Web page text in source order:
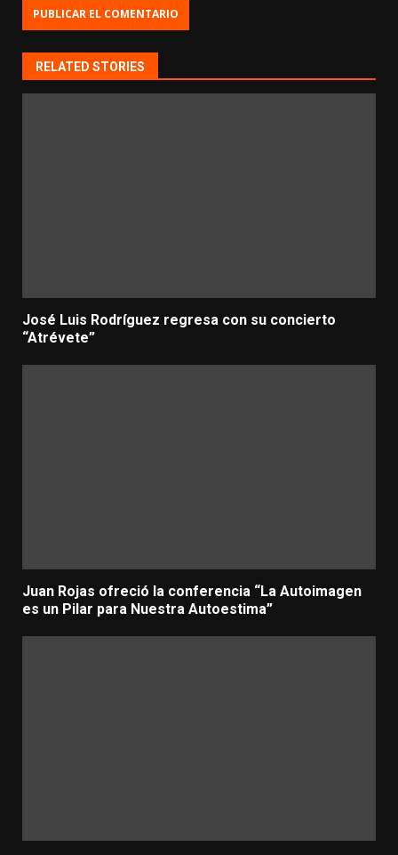
RELATED STORIES
José Luis Rodríguez regresa con su concierto
“Atrévete”
Juan Rojas ofreció la conferencia “La Autoimagen
es un Pilar para Nuestra Autoestima”